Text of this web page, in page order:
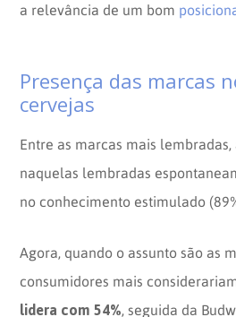
a relevância de um bom
Presença das marcas
cervejas
Entre as marcas mais
naquelas lembradas
no conhecimento estimulado
Agora, quando o assunto são as
consumidores mais
lidera com 54% , seguida da